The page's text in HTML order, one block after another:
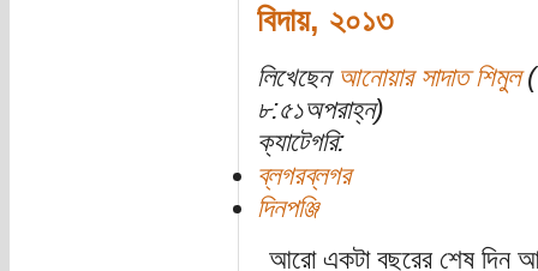
বিদায়, ২০১৩
লিখেছেন আনোয়ার সাদাত শিমুল
৮:৫১অপরাহ্ন)
ক্যাটেগরি:
ব্লগরব্লগর
দিনপঞ্জি
আরো একটা বছরের শেষ দিন